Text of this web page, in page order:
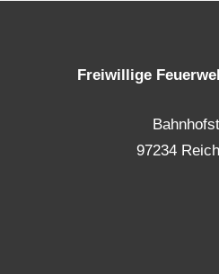
Freiwillige
97234